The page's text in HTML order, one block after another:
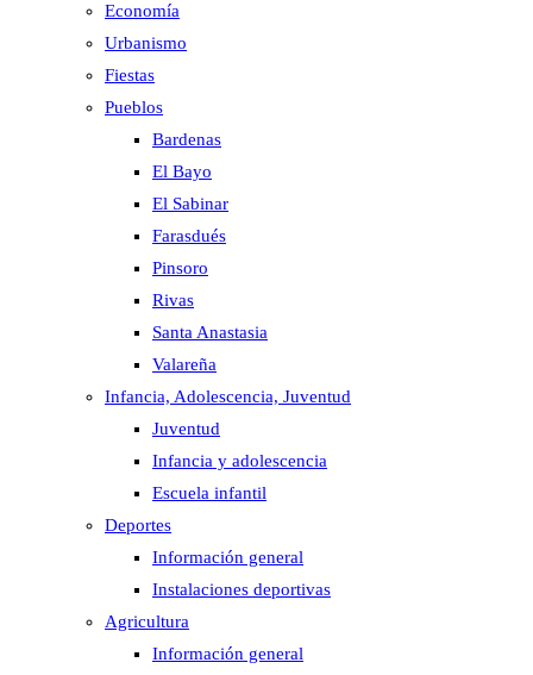
Economía
Urbanismo
Fiestas
Pueblos
Bardenas
El Bayo
El Sabinar
Farasdués
Pinsoro
Rivas
Santa Anastasia
Valareña
Infancia, Adolescencia, Juventud
Juventud
Infancia y adolescencia
Escuela infantil
Deportes
Información general
Instalaciones deportivas
Agricultura
Información general